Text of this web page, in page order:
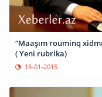
“Maaşım rouminq
( Yeni rubrika)
15-01-2015